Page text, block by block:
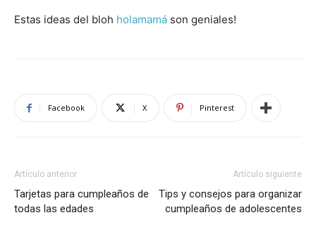
Estas ideas del bloh holamamá son geniales!
Facebook X Pinterest
Artículo anterior
Tarjetas para cumpleaños de
todas las edades
Artículo siguiente
Tips y consejos para organizar
cumpleaños de adolescentes